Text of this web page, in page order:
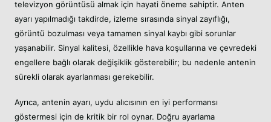
televizyon görüntüsü almak için hayati öneme sahiptir. Anten
ayarı yapılmadığı takdirde, izleme sırasında sinyal zayıflığı,
görüntü bozulması veya tamamen sinyal kaybı gibi sorunlar
yaşanabilir. Sinyal kalitesi, özellikle hava koşullarına ve çevredeki
engellere bağlı olarak değişiklik gösterebilir; bu nedenle antenin
sürekli olarak ayarlanması gerekebilir.
Ayrıca, antenin ayarı, uydu alıcısının en iyi performansı
göstermesi için de kritik bir rol oynar. Doğru ayarlama